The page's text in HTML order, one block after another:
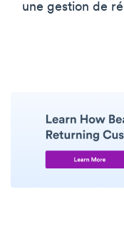
une gestion de